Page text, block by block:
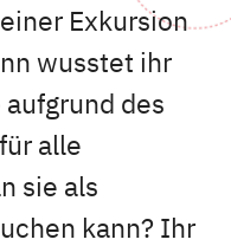
Exkursion
wusstet ihr
des
alle
sie als
kann? Ihr